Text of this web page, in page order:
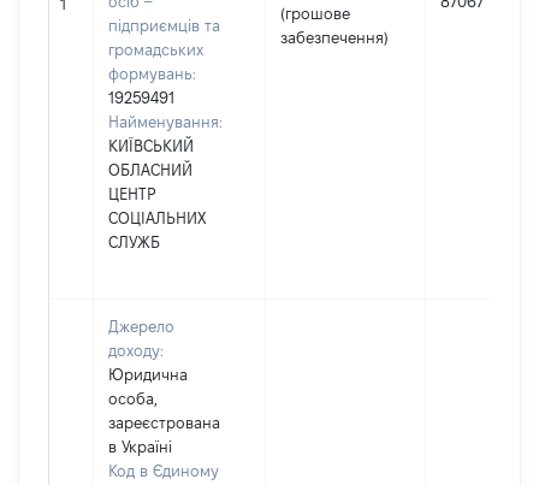
1
підприємців та
громадських
формувань:
19259491
Найменування:
КИЇВСЬКИЙ
ОБЛАСНИЙ
ЦЕНТР
СОЦІАЛЬНИХ
СЛУЖБ
(грошове
забезпечення)
Джерело
доходу:
Юридична
особа,
зареєстрована
в Україні
Код в Єдиному